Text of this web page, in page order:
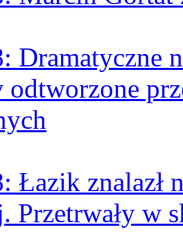
: Dramatyczne
: Łazik znalazł
Przetrwały w